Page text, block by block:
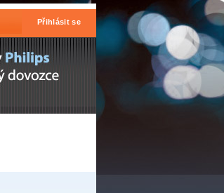
Přihlásit se